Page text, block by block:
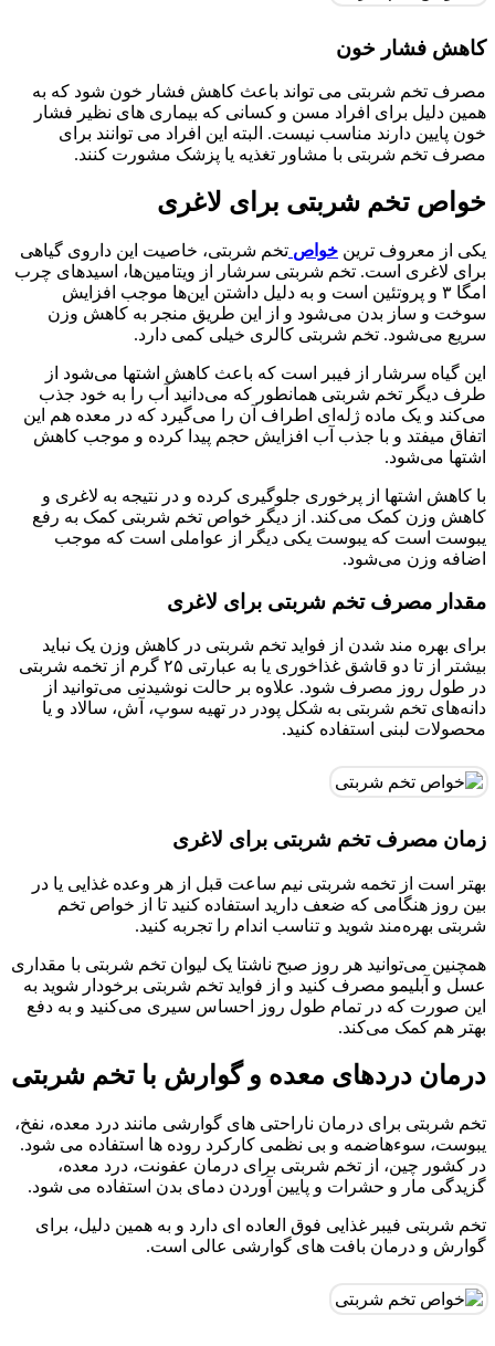
کاهش فشار خون
مصرف تخم شربتی می تواند باعث کاهش فشار خون شود که به
همین دلیل برای افراد مسن و کسانی که بیماری های نظیر فشار
خون پایین دارند مناسب نیست. البته این افراد می توانند برای
مصرف تخم شربتی با مشاور تغذیه یا پزشک مشورت کنند.
خواص تخم شربتی برای لاغری
یکی از معروف ترین خواص تخم شربتی، خاصیت این داروی گیاهی
برای لاغری است. تخم شربتی سرشار از ویتامین‌ها، اسید‌های چرب
امگا ۳ و پروتئین است و به دلیل داشتن این‌ها موجب افزایش
سوخت و ساز بدن می‌شود و از این طریق منجر به کاهش وزن
سریع می‌شود. تخم شربتی کالری خیلی کمی دارد.
این گیاه سرشار از فیبر است که باعث کاهش اشتها می‌شود از
طرف دیگر تخم شربتی همانطور که می‌دانید آب را به خود جذب
می‌کند و یک ماده‌ ژله‌ای اطراف آن را می‌گیرد که در معده هم این
اتفاق میفتد و با جذب آب افزایش حجم پیدا کرده و موجب کاهش
اشتها می‌شود.
با کاهش اشتها از پرخوری جلوگیری کرده و در نتیجه به لاغری و
کاهش وزن کمک می‌کند. از دیگر خواص تخم شربتی کمک به رفع
یبوست است که یبوست یکی دیگر از عواملی است که موجب
اضافه وزن می‌شود.
مقدار مصرف تخم شربتی برای لاغری
برای بهره مند شدن از فواید تخم شربتی در کاهش وزن یک نباید
بیشتر از تا دو قاشق غذاخوری یا به عبارتی ۲۵ گرم از تخمه شربتی
در طول روز مصرف شود. علاوه بر حالت نوشیدنی می‌توانید از
دانه‌های تخم شربتی به شکل پودر در تهیه سوپ، آش، سالاد و یا
محصولات لبنی استفاده کنید.
زمان مصرف تخم شربتی برای لاغری
بهتر است از تخمه شربتی نیم ساعت قبل از هر وعده غذایی یا در
بین روز هنگامی که ضعف دارید استفاده کنید تا از خواص تخم
شربتی بهره‌مند شوید و تناسب اندام را تجربه کنید.
همچنین می‌توانید هر روز صبح ناشتا یک لیوان تخم شربتی با مقداری
عسل و آبلیمو مصرف کنید و از فواید تخم شربتی برخودار شوید به
این صورت که در تمام طول روز احساس سیری می‌کنید و به دفع
بهتر هم کمک می‌کند.
درمان دردهای معده و گوارش با تخم شربتی
تخم شربتی برای درمان ناراحتی های گوارشی مانند درد معده، نفخ،
یبوست، سوءهاضمه و بی نظمی کارکرد روده ها استفاده می شود.
در کشور چین، از تخم شربتی برای درمان عفونت، درد معده،
گزیدگی مار و حشرات و پایین آوردن دمای بدن استفاده می شود.
تخم شربتی فیبر غذایی فوق العاده ای دارد و به همین دلیل، برای
گوارش و درمان بافت های گوارشی عالی است.